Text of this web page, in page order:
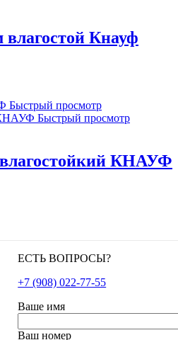
Кнауф
Быстрый просмотр
Быстрый просмотр
КНАУФ
ЕСТЬ ВОПРОСЫ?
+7 (908) 022-77-55
Ваше имя
Ваш номер